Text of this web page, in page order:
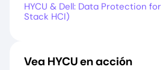
HYCU & Dell: Data Protection
Stack HCI)
Vea HYCU en acción